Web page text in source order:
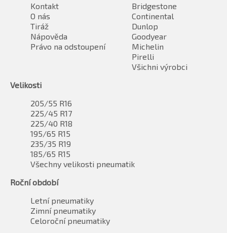
Kontakt
O nás
Tiráž
Nápověda
Právo na odstoupení
Bridgestone
Continental
Dunlop
Goodyear
Michelin
Pirelli
Všichni výrobci
Velikosti
205/55 R16
225/45 R17
225/40 R18
195/65 R15
235/35 R19
185/65 R15
Všechny velikosti pneumatik
Roční období
Letní pneumatiky
Zimní pneumatiky
Celoroční pneumatiky